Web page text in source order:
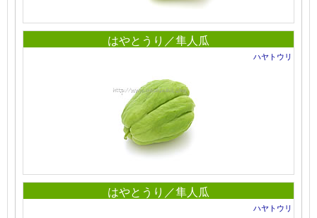
はやとうり／隼人瓜
ハヤトウリ
はやとうり／隼人瓜
ハヤトウリ